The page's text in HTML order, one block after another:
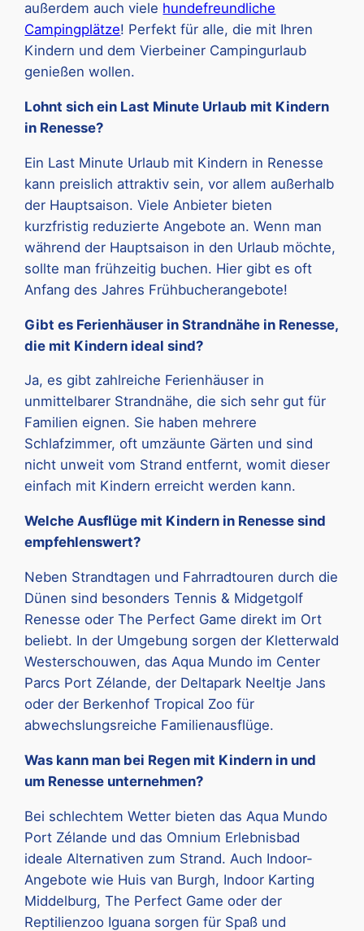
außerdem auch viele hundefreundliche
Campingplätze! Perfekt für alle, die mit Ihren
Kindern und dem Vierbeiner Campingurlaub
genießen wollen.
Lohnt sich ein Last Minute Urlaub mit Kindern
in Renesse?
Ein Last Minute Urlaub mit Kindern in Renesse
kann preislich attraktiv sein, vor allem außerhalb
der Hauptsaison. Viele Anbieter bieten
kurzfristig reduzierte Angebote an. Wenn man
während der Hauptsaison in den Urlaub möchte,
sollte man frühzeitig buchen. Hier gibt es oft
Anfang des Jahres Frühbucherangebote!
Gibt es Ferienhäuser in Strandnähe in Renesse,
die mit Kindern ideal sind?
Ja, es gibt zahlreiche Ferienhäuser in
unmittelbarer Strandnähe, die sich sehr gut für
Familien eignen. Sie haben mehrere
Schlafzimmer, oft umzäunte Gärten und sind
nicht unweit vom Strand entfernt, womit dieser
einfach mit Kindern erreicht werden kann.
Welche Ausflüge mit Kindern in Renesse sind
empfehlenswert?
Neben Strandtagen und Fahrradtouren durch die
Dünen sind besonders Tennis & Midgetgolf
Renesse oder The Perfect Game direkt im Ort
beliebt. In der Umgebung sorgen der Kletterwald
Westerschouwen, das Aqua Mundo im Center
Parcs Port Zélande, der Deltapark Neeltje Jans
oder der Berkenhof Tropical Zoo für
abwechslungsreiche Familienausflüge.
Was kann man bei Regen mit Kindern in und
um Renesse unternehmen?
Bei schlechtem Wetter bieten das Aqua Mundo
Port Zélande und das Omnium Erlebnisbad
ideale Alternativen zum Strand. Auch Indoor-
Angebote wie Huis van Burgh, Indoor Karting
Middelburg, The Perfect Game oder der
Reptilienzoo Iguana sorgen für Spaß und